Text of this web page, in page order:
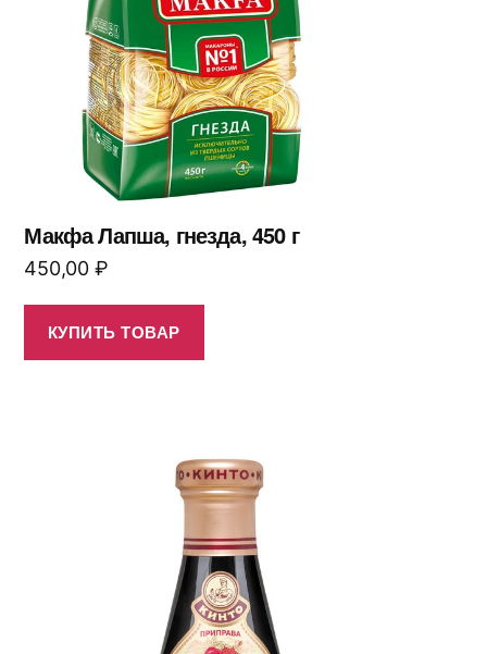
Макфа Лапша, гнезда, 450 г
450,00 ₽
КУПИТЬ ТОВАР